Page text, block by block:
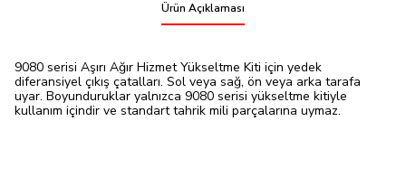
Ürün Açıklaması
9080 serisi Aşırı Ağır Hizmet Yükseltme Kiti için yedek
diferansiyel çıkış çatalları. Sol veya sağ, ön veya arka tarafa
uyar. Boyunduruklar yalnızca 9080 serisi yükseltme kitiyle
kullanım içindir ve standart tahrik mili parçalarına uymaz.